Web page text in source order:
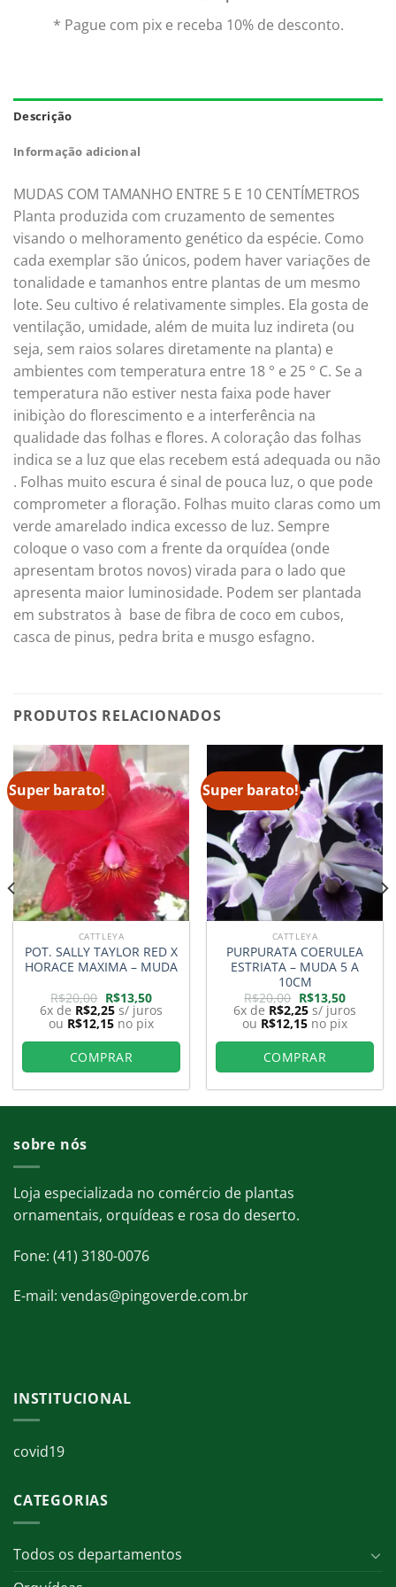
* Pague com pix e receba 10% de desconto.
Descrição
Informação adicional
MUDAS COM TAMANHO ENTRE 5 E 10 CENTÍMETROS
Planta produzida com cruzamento de sementes
visando o melhoramento genético da espécie. Como
cada exemplar são únicos, podem haver variações de
tonalidade e tamanhos entre plantas de um mesmo
lote. Seu cultivo é relativamente simples. Ela gosta de
ventilação, umidade, além de muita luz indireta (ou
seja, sem raios solares diretamente na planta) e
ambientes com temperatura entre 18 ° e 25 ° C. Se a
temperatura não estiver nesta faixa pode haver
inibiçào do florescimento e a interferência na
qualidade das folhas e flores. A coloraçâo das folhas
indica se a luz que elas recebem está adequada ou não
. Folhas muito escura é sinal de pouca luz, o que pode
comprometer a floração. Folhas muito claras como um
verde amarelado indica excesso de luz. Sempre
coloque o vaso com a frente da orquídea (onde
apresentam brotos novos) virada para o lado que
apresenta maior luminosidade. Podem ser plantada
em substratos à base de fibra de coco em cubos,
casca de pinus, pedra brita e musgo esfagno.
PRODUTOS RELACIONADOS
Super barato!
CATTLEYA
POT. SALLY TAYLOR RED X
HORACE MAXIMA – MUDA
R$20,00 O
preço
original
era:
R$20,00.
R$13,50O
preço
atual
é:
R$13,50.
6x de R$2,25 s/ juros
ou R$12,15 no pix
COMPRAR
Super barato!
CATTLEYA
PURPURATA COERULEA
ESTRIATA – MUDA 5 A
10CM
R$20,00 O
preço
original
era:
R$20,00.
R$13,50O
preço
atual
é:
R$13,50.
6x de R$2,25 s/ juros
ou R$12,15 no pix
COMPRAR
sobre nós
Loja especializada no comércio de plantas
ornamentais, orquídeas e rosa do deserto.
Fone: (41) 3180-0076
E-mail: vendas@pingoverde.com.br
INSTITUCIONAL
covid19
CATEGORIAS
Todos os departamentos